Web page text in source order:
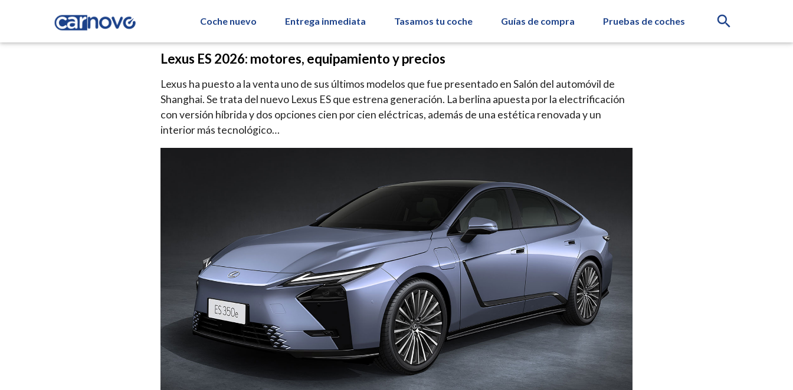
search
Coche nuevo Entrega inmediata Tasamos tu coche Guías de compra Pruebas de coches
Lexus ES 2026: motores, equipamiento y precios
Lexus ha puesto a la venta uno de sus últimos modelos que fue presentado en Salón del automóvil de
Shanghai. Se trata del nuevo Lexus ES que estrena generación. La berlina apuesta por la electrificación
con versión híbrida y dos opciones cien por cien eléctricas, además de una estética renovada y un
interior más tecnológico…